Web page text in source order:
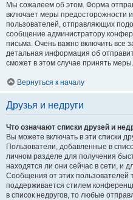
Мы сожалеем об этом. Форма
включает меры предосторожности
пользователей, отправляющих
сообщение администратору
письма. Очень важно включить все
детальная информация об
сможет в этом случае принять меры.
Вернуться к началу
Друзья и недруги
Что означают списки друзей и
Вы можете включать в эти списки
Пользователи, добавленные в
личном разделе для получения
находятся ли они сейчас в сети, и
Сообщения от этих пользователей
поддерживается стилем
в список недругов, то любые